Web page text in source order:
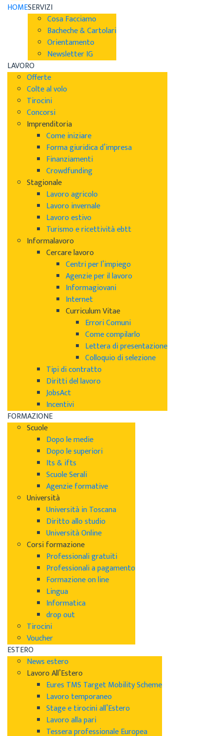
HOMESERVIZI
Cosa Facciamo
Bacheche & Cartolari
Orientamento
Newsletter IG
LAVORO
Offerte
Colte al volo
Tirocini
Concorsi
Imprenditoria
Come iniziare
Forma giuridica d’impresa
Finanziamenti
Crowdfunding
Stagionale
Lavoro agricolo
Lavoro invernale
Lavoro estivo
Turismo e ricettività ebtt
Informalavoro
Cercare lavoro
Centri per l’impiego
Agenzie per il lavoro
Informagiovani
Internet
Curriculum Vitae
Errori Comuni
Come compilarlo
Lettera di presentazione
Colloquio di selezione
Tipi di contratto
Diritti del lavoro
JobsAct
Incentivi
FORMAZIONE
Scuole
Dopo le medie
Dopo le superiori
Its & ifts
Scuole Serali
Agenzie formative
Università
Università in Toscana
Diritto allo studio
Università Online
Corsi formazione
Professionali gratuiti
Professionali a pagamento
Formazione on line
Lingua
Informatica
drop out
Tirocini
Voucher
ESTERO
News estero
Lavoro All’Estero
Eures TMS Target Mobility Scheme
Lavoro temporaneo
Stage e tirocini all’Estero
Lavoro alla pari
Tessera professionale Europea